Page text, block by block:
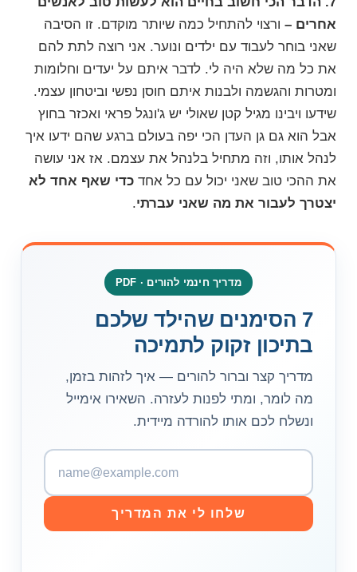
אחרים – ורצוי להתחיל כמה שיותר מוקדם. זו הסיבה
שאני בוחר לעבוד עם ילדים ונוער. אני רוצה לתת להם
את כל מה שלא היה לי. לדבר איתם על יעדים וחלומות
ומטרות והגשמה ולבנות איתם חוסן נפשי וביטחון עצמי.
שידעו ויבינו מגיל קטן שאולי יש ג'ונגל פראי ואכזר בחוץ
אבל הוא גם גן העדן הכי יפה בעולם ברגע שהם ידעו איך
לנהל אותו, וזה מתחיל בלנהל את עצמם. אז אני עושה
את ההכי טוב שאני יכול עם כל אחד כדי שאף אחד לא
יצטרך לעבור את מה שאני עברתי.
מדריך חינמי להורים · PDF
7 הסימנים שהילד שלכם
בתיכון זקוק לתמיכה
מדריך קצר וברור להורים — איך לזהות בזמן,
מה לומר, ומתי לפנות לעזרה. השאירו אימייל
ונשלח לכם אותו להורדה מיידית.
שלחו לי את המדריך